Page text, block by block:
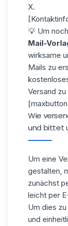
X.
💡 Um
Mail-
wirksame
Mails zu
Versand
Wie
und bittet
Um eine
gestalten,
zunächst
leicht per
Um dies
und